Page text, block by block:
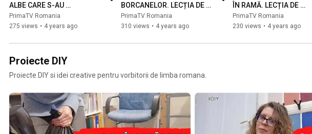
ALBE CARE S-AU
ÎNGĂLBENIT. LECȚIA DE
BRICOLAJ CU GABI RALEA
PrimaTV Romania
275 views • 4 years ago
BORCANELOR. LECȚIA DE
BRICOLAJ CU GABI RALEA
PrimaTV Romania
310 views • 4 years ago
ÎN RAMĂ. LECȚIA DE
BRICOLAJ CU GABI
PrimaTV Romania
230 views • 4 years ago
Proiecte DIY
Proiecte DIY si idei creative pentru vorbitorii de limba romana.